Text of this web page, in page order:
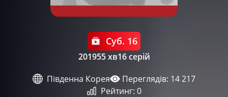
Суб. 16
201955 хв16 серій
Південна Корея
Переглядів: 14 217
Рейтинг: 0